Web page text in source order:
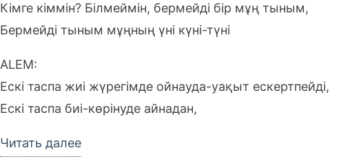
Кімге кіммін? Білмеймін, бермейді бір мұң тыным,
Бермейді тыным мұңның үні күні-түні
ALEM:
Ескі таспа жиі жүрегімде ойнауда-уақыт ескертпейді,
Ескі таспа биі-көрінуде айнадан,
Читать далее«Текст